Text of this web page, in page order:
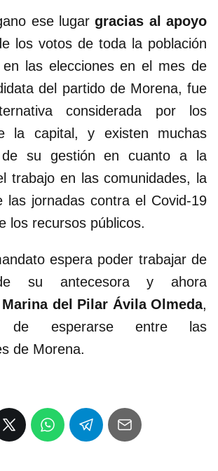
ese lugargracias al apoyo
los votos de toda la población
las elecciones en el mes de
del partido de Morena, fue
considerada por los
la capital, y existen muchas
de su gestión en cuanto a la
trabajo en las comunidades, la
las jornadas contra el Covid-19
los recursos públicos.
espera poder trabajar de
su antecesora y ahora
Marina del Pilar Ávila Olmeda,
de esperarse entre las
de Morena.